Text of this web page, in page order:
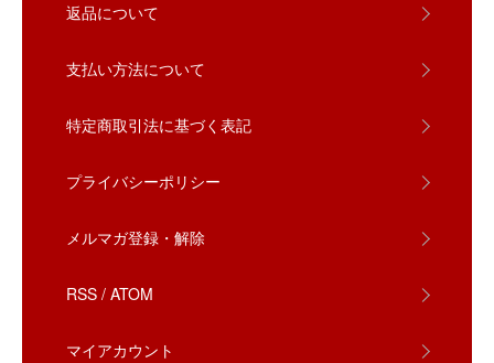
返品について
支払い方法について
特定商取引法に基づく表記
プライバシーポリシー
メルマガ登録・解除
RSS / ATOM
マイアカウント